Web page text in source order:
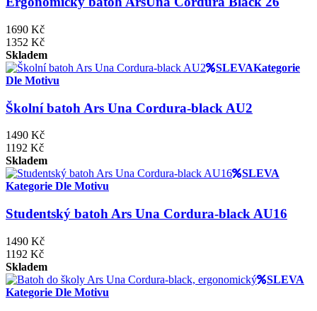
1690 Kč
1352 Kč
Skladem
SLEVAKategorie
Dle Motivu
Školní batoh Ars Una Cordura-black AU2
1490 Kč
1192 Kč
Skladem
SLEVA
Kategorie Dle Motivu
Studentský batoh Ars Una Cordura-black AU16
1490 Kč
1192 Kč
Skladem
SLEVA
Kategorie Dle Motivu